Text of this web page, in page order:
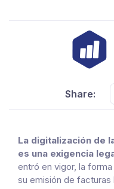
Share:
La digitalización de
es una exigencia
entró en vigor, la
su emisión de facturas